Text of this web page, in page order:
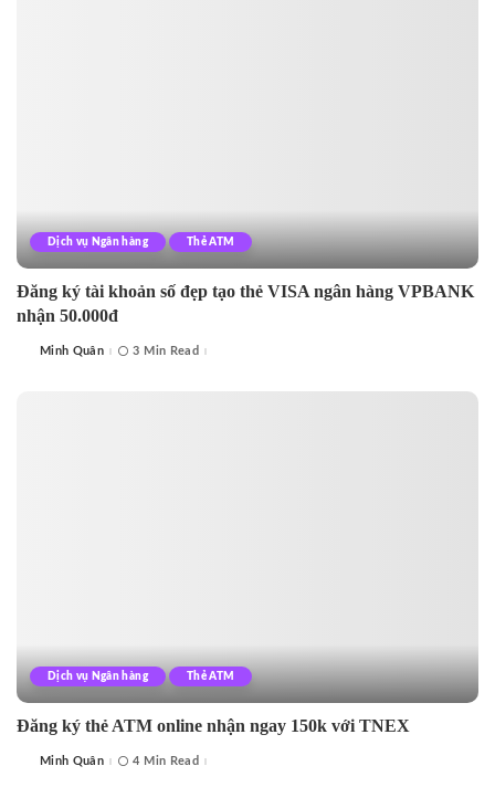
Dịch vụ Ngân hàng Thẻ ATM
Đăng ký tài khoản số đẹp tạo thẻ VISA ngân hàng VPBANK
nhận 50.000đ
PostedMinh Quân 3 Min Read
Dịch vụ Ngân hàng Thẻ ATM
Đăng ký thẻ ATM online nhận ngay 150k với TNEX
PostedMinh Quân 4 Min Read